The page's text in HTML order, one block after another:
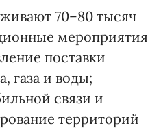
70–80 тысяч
мероприятия
поставки
газа и воды;
связи и
территорий